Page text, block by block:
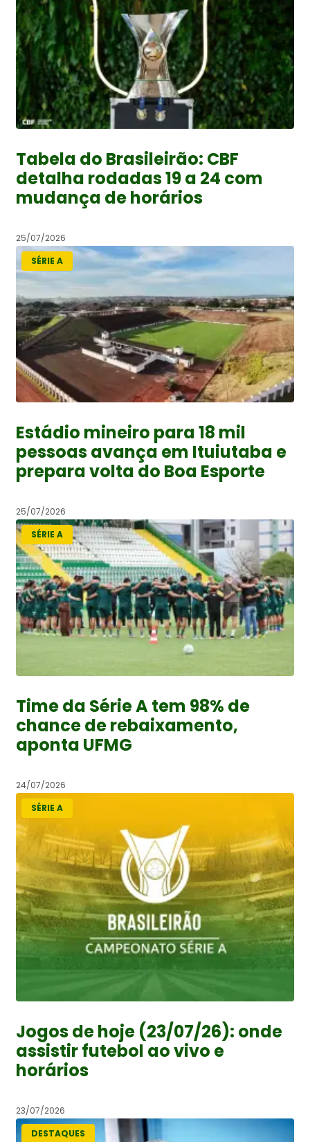
Tabela do Brasileirão: CBF
detalha rodadas 19 a 24 com
mudança de horários
25/07/2026
SÉRIE A
Estádio mineiro para 18 mil
pessoas avança em Ituiutaba e
prepara volta do Boa Esporte
25/07/2026
SÉRIE A
Time da Série A tem 98% de
chance de rebaixamento,
aponta UFMG
24/07/2026
SÉRIE A
Jogos de hoje (23/07/26): onde
assistir futebol ao vivo e
horários
23/07/2026
DESTAQUES